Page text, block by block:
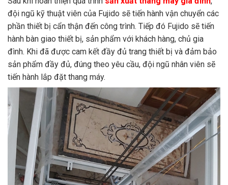
đội ngũ kỹ thuật viên của Fujido sẽ tiến hành vận chuyển các
phần thiết bị cẩn thận đến công trình. Tiếp đó Fujido sẽ tiến
hành bàn giao thiết bị, sản phẩm với khách hàng, chủ gia
đình. Khi đã được cam kết đầy đủ trang thiết bị và đảm bảo
sản phẩm đầy đủ, đúng theo yêu cầu, đội ngũ nhân viên sẽ
tiến hành lắp đặt thang máy.